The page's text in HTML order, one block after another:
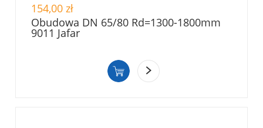
154,00 zł
Obudowa DN 65/80 Rd=1300-1800mm
9011 Jafar